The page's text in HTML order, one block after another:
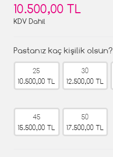
10.500,00 TL
KDV Dahil
Pastanız kaç kişilik olsun?
25
10.500,00 TL
30
12.500,00 TL
45
15.500,00 TL
50
17.500,00 TL